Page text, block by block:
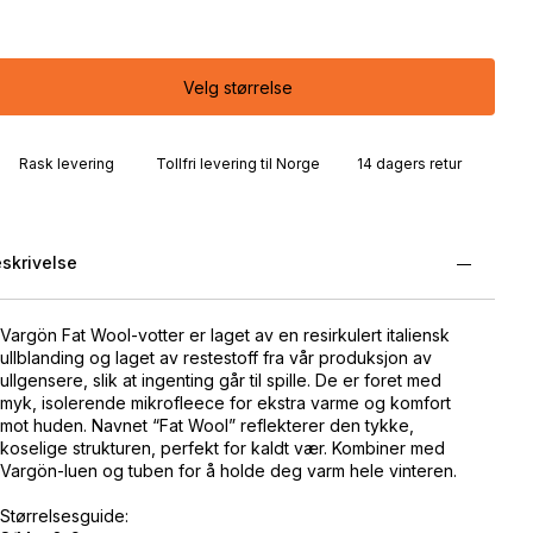
Velg størrelse
Rask levering Tollfri levering til Norge 14 dagers retur
Vargön Fat Wool-votter er laget av en resirkulert italiensk
ullblanding og laget av restestoff fra vår produksjon av
ullgensere, slik at ingenting går til spille. De er foret med
myk, isolerende mikrofleece for ekstra varme og komfort
mot huden. Navnet “Fat Wool” reflekterer den tykke,
koselige strukturen, perfekt for kaldt vær. Kombiner med
Vargön-luen og tuben for å holde deg varm hele vinteren.
Størrelsesguide: